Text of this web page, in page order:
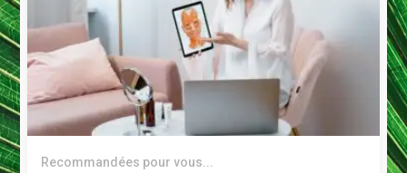
Recommandées pour vous...